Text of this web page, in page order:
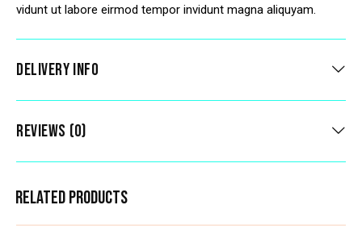
vidunt ut labore eirmod tempor invidunt magna aliquyam.
DELIVERY INFO
REVIEWS (0)
RELATED PRODUCTS